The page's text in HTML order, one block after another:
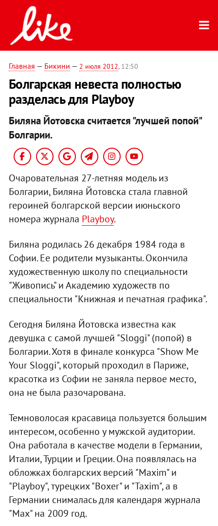
Главная — Бикини — 2 июля 2012, 12:50
Болгарская невеста полностью
разделась для Playboy
Биляна Йотовска считается "лучшей попой"
Болгарии.
Очаровательная 27-летняя модель из
Болгарии, Биляна Йотовска стала главной
героиней болгарской версии июньского
номера журнала Playboy.
Биляна родилась 26 декабря 1984 года в
Софии. Ее родители музыканты. Окончила
художественную школу по специальности
"Живопись" и Академию художеств по
специальности "Книжная и печатная графика".
Сегодня Биляна Йотовска известна как
девушка с самой лучшей "Sloggi" (попой) в
Болгарии. Хотя в финале конкурса "Show Me
Your Sloggi", который проходил в Париже,
красотка из Софии не заняла первое место,
она не была разочарована.
Темноволосая красавица пользуется большим
интересом, особенно у мужской аудитории.
Она работала в качестве модели в Германии,
Италии, Турции и Греции. Она появлялась на
обложках болгарских версий "Maxim" и
"Playboy", турецких "Boxer" и "Taxim", а в
Германии снималась для календаря журнала
"Max" на 2009 год.